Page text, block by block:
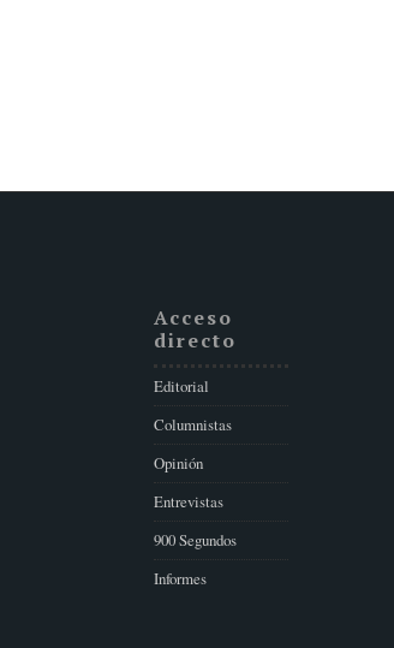
Acceso
directo
Editorial
Columnistas
Opinión
Entrevistas
900 Segundos
Informes